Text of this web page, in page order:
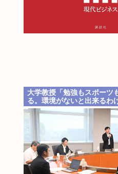
大学教授「勉強もスポーツ
る。環境がないと出来るわ